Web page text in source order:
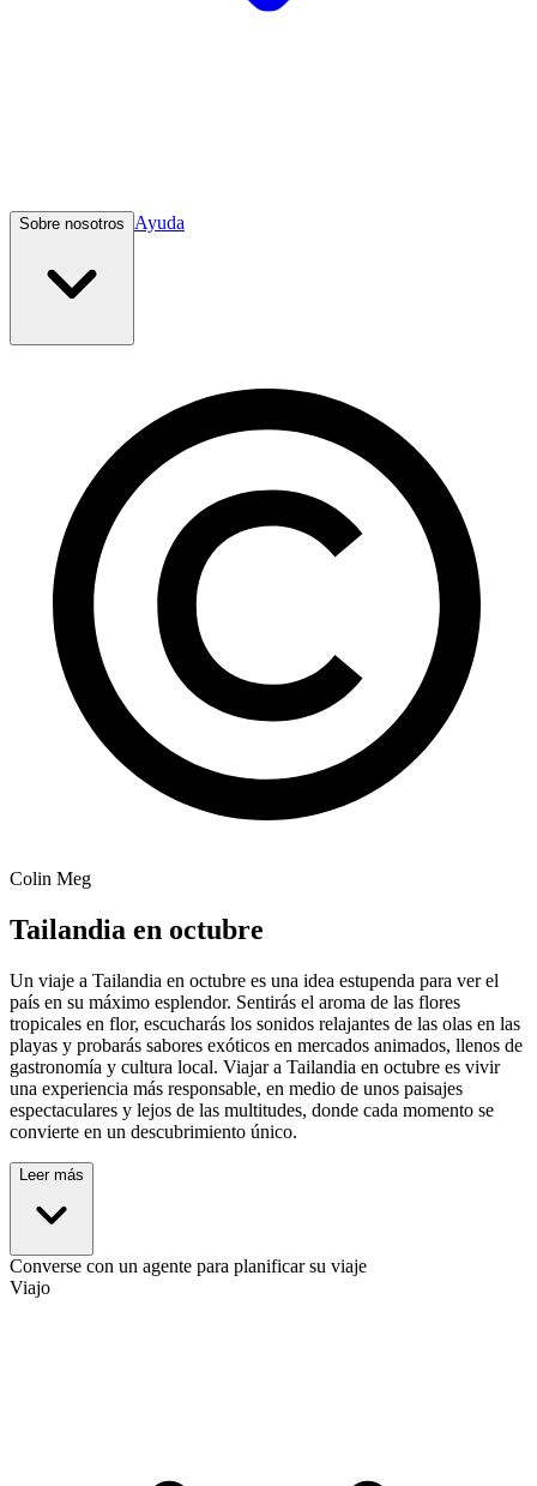
Sobre nosotros Ayuda
Colin Meg
Tailandia en octubre
Un viaje a Tailandia en octubre es una idea estupenda para ver el
país en su máximo esplendor. Sentirás el aroma de las flores
tropicales en flor, escucharás los sonidos relajantes de las olas en las
playas y probarás sabores exóticos en mercados animados, llenos de
gastronomía y cultura local. Viajar a Tailandia en octubre es vivir
una experiencia más responsable, en medio de unos paisajes
espectaculares y lejos de las multitudes, donde cada momento se
convierte en un descubrimiento único.
Leer más
Converse con un agente para planificar su viaje
Viajo